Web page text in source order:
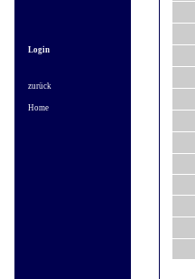
Login
zurück
Home